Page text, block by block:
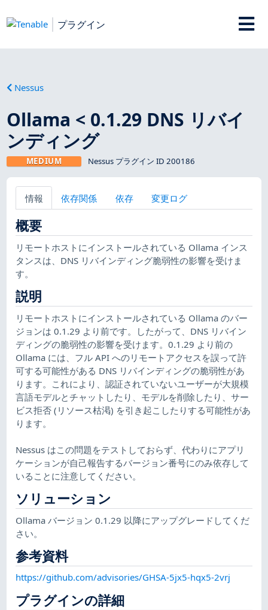
プラグイン
Nessus
Ollama < 0.1.29 DNS リバイ
ンディング
MEDIUM Nessus プラグイン ID 200186
情報 依存関係 依存 変更ログ
概要
リモートホストにインストールされている Ollama インス
タンスは、DNS リバインディング脆弱性の影響を受けま
す。
説明
リモートホストにインストールされている Ollama のバー
ジョンは 0.1.29 より前です。したがって、DNS リバイン
ディングの脆弱性の影響を受けます。0.1.29 より前の
Ollama には、フル API へのリモートアクセスを誤って許
可する可能性がある DNS リバインディングの脆弱性があ
ります。これにより、認証されていないユーザーが大規模
言語モデルとチャットしたり、モデルを削除したり、サー
ビス拒否 (リソース枯渇) を引き起こしたりする可能性があ
ります。
Nessus はこの問題をテストしておらず、代わりにアプリ
ケーションが自己報告するバージョン番号にのみ依存して
いることに注意してください。
ソリューション
Ollama バージョン 0.1.29 以降にアップグレードしてくだ
さい。
参考資料
https://github.com/advisories/GHSA-5jx5-hqx5-2vrj
プラグインの詳細